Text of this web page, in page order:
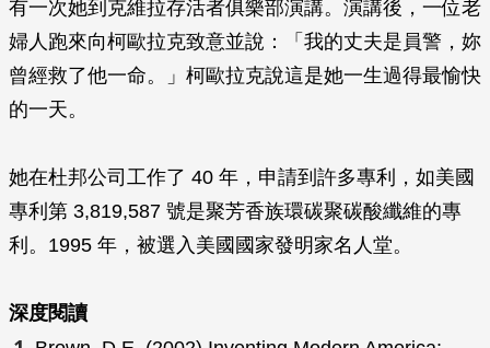
有一次她到克維拉存活者俱樂部演講。演講後，一位老
婦人跑來向柯歐拉克致意並說：「我的丈夫是員警，妳
曾經救了他一命。」柯歐拉克說這是她一生過得最愉快
的一天。
她在杜邦公司工作了 40 年，申請到許多專利，如美國
專利第 3,819,587 號是聚芳香族環碳聚碳酸纖維的專
利。1995 年，被選入美國國家發明家名人堂。
深度閱讀